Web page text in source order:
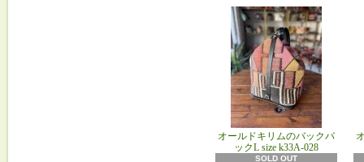
オールドキリムのバックパ
ックL size k33A‐028
SOLD OUT